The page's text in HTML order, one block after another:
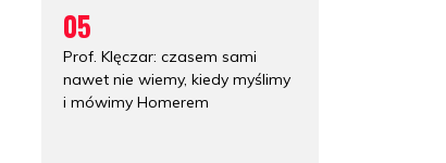
05
Prof. Klęczar: czasem sami
nawet nie wiemy, kiedy myślimy
i mówimy Homerem